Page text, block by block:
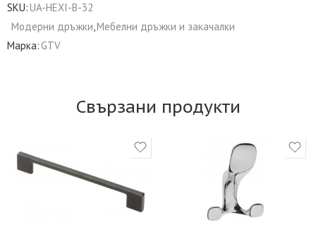
SKU:UA-HEXI-B-32
Модерни дръжки,Мебелни дръжки и закачалки
Марка:GTV
Свързани продукти